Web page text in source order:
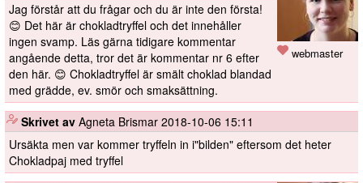
webmaster
Jag förstår att du frågar och du är inte den första!
😊 Det här är chokladtryffel och det innehåller
ingen svamp. Läs gärna tidigare kommentar
angående detta, tror det är kommentar nr 6 efter
den här. 😊 Chokladtryffel är smält choklad blandad
med grädde, ev. smör och smaksättning.
Skrivet av Agneta Brismar 2018-10-06 15:11
Ursäkta men var kommer tryffeln in i"bilden" eftersom det heter
Chokladpaj med tryffel